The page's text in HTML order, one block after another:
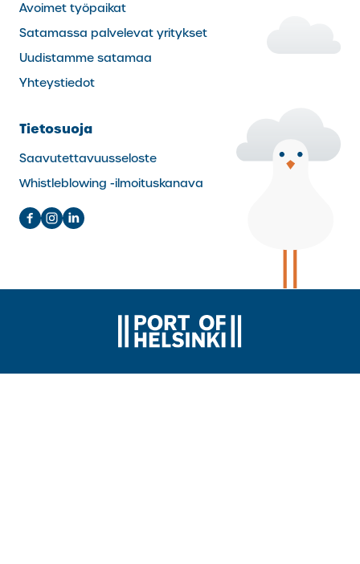
Avoimet työpaikat
Satamassa palvelevat yritykset
Uudistamme satamaa
Yhteystiedot
Tietosuoja
Saavutettavuusseloste
Whistleblowing -ilmoituskanava